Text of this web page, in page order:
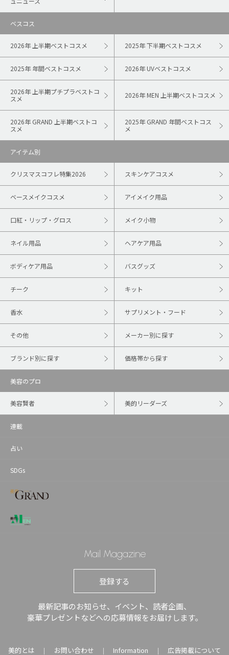
ベスコス
2026年 上半期ベストコスメ 2025年 下半期ベストコスメ
2025年 年間ベストコスメ 2026年 UVベストコスメ
2026年 上半期プチプラベストコ
スメ
2026年 MEN 上半期ベストコスメ
2026年 GRAND 上半期ベストコ
スメ
2025年 GRAND 年間ベストコス
メ
アイテム別
クリスマスコフレ特集2026 スキンケアコスメ
ベースメイクコスメ アイメイク用品
口紅・リップ・グロス メイク小物
ネイル用品 ヘアケア用品
ボディケア用品 バスグッズ
チーク キット
香水 サプリメント・フード
その他 メーカー別に探す
ブランド別に探す 価格帯から探す
美容のプロ
美容賢者 美的リーダーズ
連載
占い
SDGs
Mail Magazine
登録する
最新記事のお知らせ、イベント、読者企画、
豪華プレゼントなどへの応募情報をお届けします。
美的とは ｜ お問い合わせ ｜ Information ｜ 広告掲載について